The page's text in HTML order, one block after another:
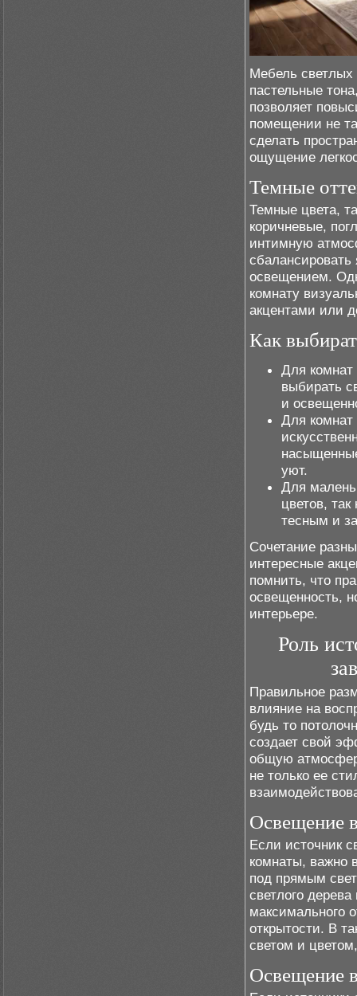
Мебель светлых
пастельные
позволяет
помещении не
сделать
ощущение
Темные
Темные цвета,
коричневые,
интимную
освещением.
комнату
акцентами или
Как
Для
выбирать
и
Для
уют.
Для
цветов,
тесным и
Сочетание
интересные
помнить, что
освещенность,
интерьере.
Роль
Правильное
влияние на
будь то
создает свой
общую
не только ее
Освещение
Если источник
комнаты, важно
под прямым
светлого
максимального
открытости. В
светом и
Освещение